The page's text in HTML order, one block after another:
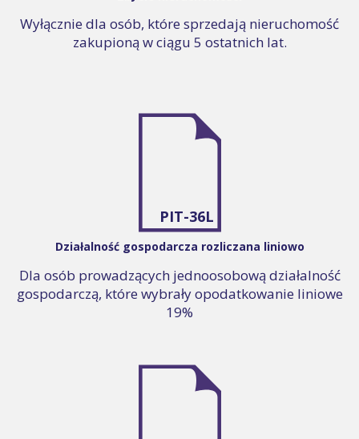
Wyłącznie dla osób, które sprzedają nieruchomość
zakupioną w ciągu 5 ostatnich lat.
PIT-36L
Działalność gospodarcza rozliczana liniowo
Dla osób prowadzących jednoosobową działalność
gospodarczą, które wybrały opodatkowanie liniowe
19%